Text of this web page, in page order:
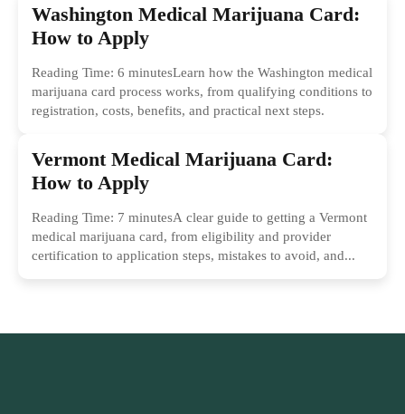
Washington Medical Marijuana Card:
How to Apply
Reading Time: 6 minutesLearn how the Washington medical
marijuana card process works, from qualifying conditions to
registration, costs, benefits, and practical next steps.
Vermont Medical Marijuana Card:
How to Apply
Reading Time: 7 minutesA clear guide to getting a Vermont
medical marijuana card, from eligibility and provider
certification to application steps, mistakes to avoid, and...